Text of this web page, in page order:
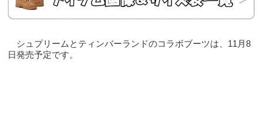
シュプリームとティンバーランドのコラボブーツは、11月8
日発売予定です。